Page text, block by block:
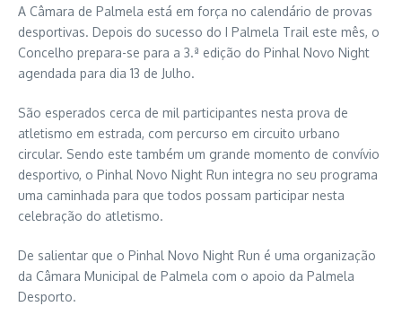
A Câmara de Palmela está em força no calendário de provas
desportivas. Depois do sucesso do I Palmela Trail este mês, o
Concelho prepara-se para a 3.ª edição do Pinhal Novo Night
agendada para dia 13 de Julho.
São esperados cerca de mil participantes nesta prova de
atletismo em estrada, com percurso em circuito urbano
circular. Sendo este também um grande momento de convívio
desportivo, o Pinhal Novo Night Run integra no seu programa
uma caminhada para que todos possam participar nesta
celebração do atletismo.
De salientar que o Pinhal Novo Night Run é uma organização
da Câmara Municipal de Palmela com o apoio da Palmela
Desporto.